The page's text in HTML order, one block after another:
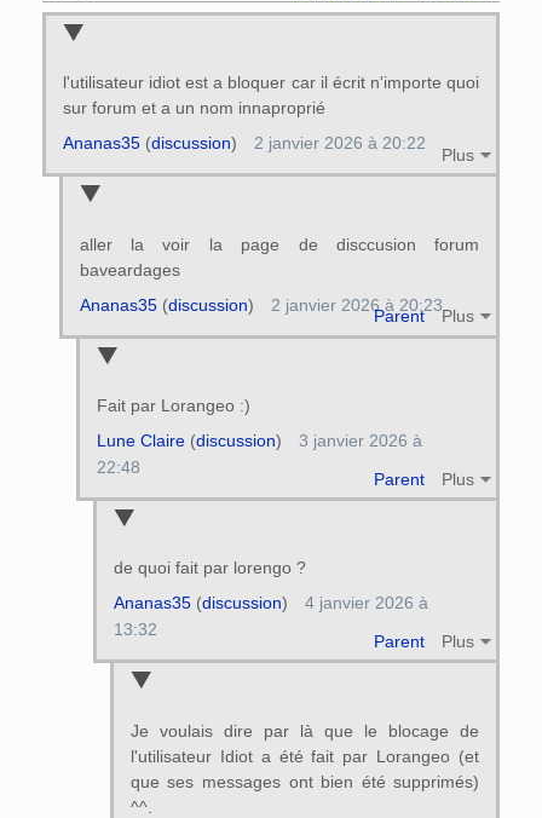
l'utilisateur idiot est a bloquer car il écrit n'importe quoi
sur forum et a un nom innaproprié
Plus
Ananas35(discussion) 2 janvier 2026 à 20:22
aller la voir la page de disccusion forum
baveardages
Parent Plus
Ananas35(discussion) 2 janvier 2026 à 20:23
Fait par Lorangeo :)
Parent Plus
Lune Claire(discussion)
3 janvier 2026 à
22:48
de quoi fait par lorengo ?
Parent Plus
Ananas35(discussion)
4 janvier 2026 à
13:32
Je voulais dire par là que le blocage de
l'utilisateur Idiot a été fait par Lorangeo (et
que ses messages ont bien été supprimés)
^^.